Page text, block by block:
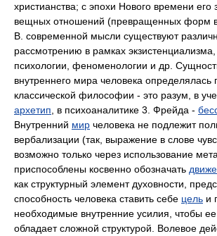
христианства; с эпохи Нового времени
вещных отношений (превращенных форм
В. современной мысли существуют
рассмотрению в рамках экзистенциализма,
психологии, феноменологии и др.
внутреннего мира человека определялась
классической философии - это разум, в
архетип , в психоаналитике 3. Фрейда -
Внутренний мир человека не подлежит
вербализации (так, выражение в слове
возможно только через использование
приспособлены косвенно обозначать
как структурный элемент духовности,
способность человека ставить себе цель и
необходимые внутренние усилия, чтобы
обладает сложной структурой. Волевое